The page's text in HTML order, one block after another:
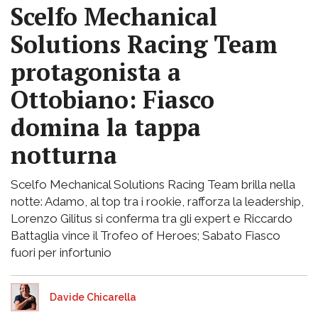
Scelfo Mechanical
Solutions Racing Team
protagonista a
Ottobiano: Fiasco
domina la tappa
notturna
Scelfo Mechanical Solutions Racing Team brilla nella
notte: Adamo, al top tra i rookie, rafforza la leadership,
Lorenzo Gilitus si conferma tra gli expert e Riccardo
Battaglia vince il Trofeo of Heroes; Sabato Fiasco
fuori per infortunio
Davide Chicarella